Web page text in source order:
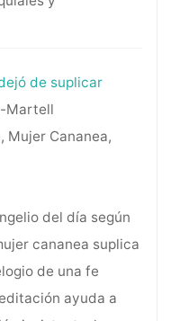
de suplicar
Martell
Mujer Cananea,
del día según
cananea suplica
de una fe
ayuda a